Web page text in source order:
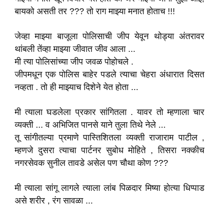
बायको असती तर ??? तो राग माझ्या मनात होताच !!!
जेव्हा माझ्या बाजूला पोलिसाची जीप येवून थोड्या अंतरावर
थांबली तेंव्हा माझ्या जीवात जीव आला ...
मी त्या पोलिसांच्या जीप जवळ पोहोचले .
जीपमधून एक पोलिस बाहेर पडले त्याचा चेहरा अंधारात दिसत
नव्हता . तो ही माझ्याच दिशेने येत होता ...
मी त्याला घडलेला प्रकार सांगितला . यावर तो म्हणाला चार
व्यक्ती ... व अभिजित पानसे याने तुला तिथे नेले ...
तू सांगीतल्या प्रमाणे पास्तिशितला व्यक्ती राजाराम पाटील ,
म्हणजे दुसरा त्याचा पार्टनर सुबोध मोहिते , तिसरा नक्कीच
नगरसेवक सुनील तावडे असेल पण चौथा कोण ???
मी त्याला सांगू लागले त्याला लांब पिळदार मिष्या होत्या धिप्पाड
असे शरीर , रंग सावळा ...